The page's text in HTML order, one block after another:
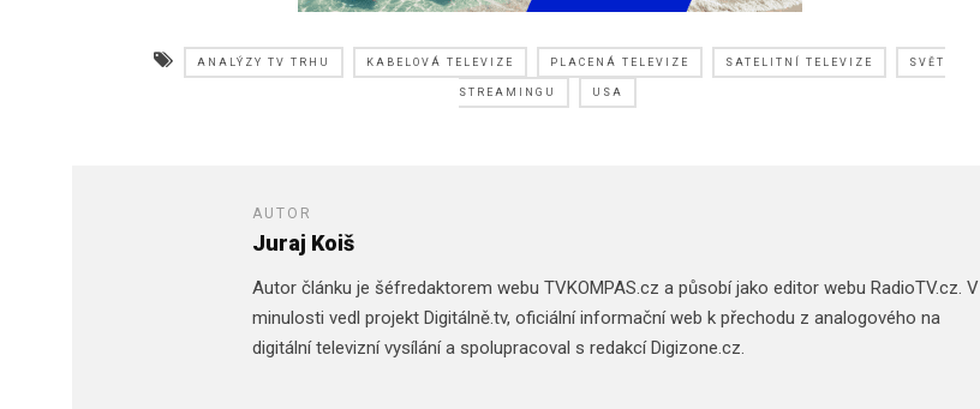
ANALÝZY TV TRHU KABELOVÁ TELEVIZE PLACENÁ TELEVIZE SATELITNÍ TELEVIZE SVĚT
STREAMINGU USA
AUTOR
Juraj Koiš
Autor článku je šéfredaktorem webu TVKOMPAS.cz a působí jako editor webu RadioTV.cz. V
minulosti vedl projekt Digitálně.tv, oficiální informační web k přechodu z analogového na
digitální televizní vysílání a spolupracoval s redakcí Digizone.cz.